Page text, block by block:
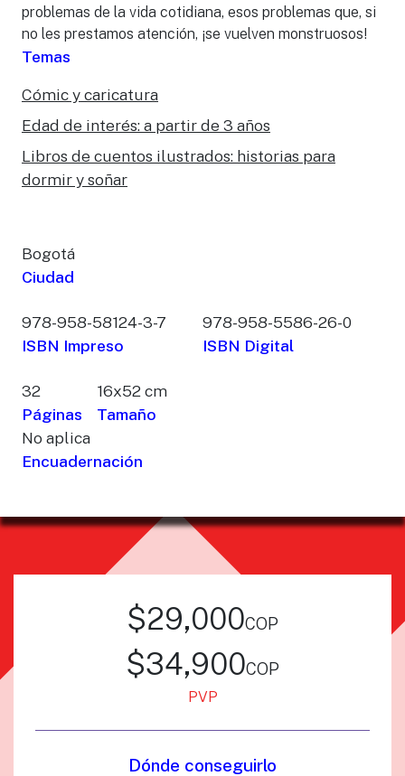
problemas de la vida cotidiana, esos problemas que, si
no les prestamos atención, ¡se vuelven monstruosos!
Temas
Cómic y caricatura
Edad de interés: a partir de 3 años
Libros de cuentos ilustrados: historias para
dormir y soñar
Bogotá
Ciudad
978-958-58124-3-7
ISBN Impreso
978-958-5586-26-0
ISBN Digital
32
Páginas
16x52 cm
Tamaño
No aplica
Encuadernación
$29,000cop
$34,900cop
PVP
Dónde conseguirlo